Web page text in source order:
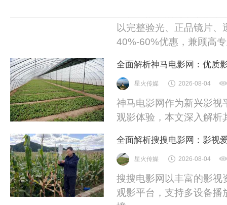
以完整验光、正品镜片
40%-60%优惠，兼顾高
全面解析神马电影网：优质
星火传媒 2026-08-04
神马电影网作为新兴影视
观影体验，本文深入解析
全面解析搜搜电影网：影视
星火传媒 2026-08-04
搜搜电影网以丰富的影视
观影平台，支持多设备